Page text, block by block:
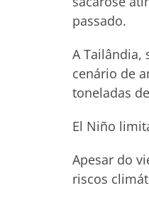
passado.
A
cenário de
toneladas
El Niño
Apesar do
riscos